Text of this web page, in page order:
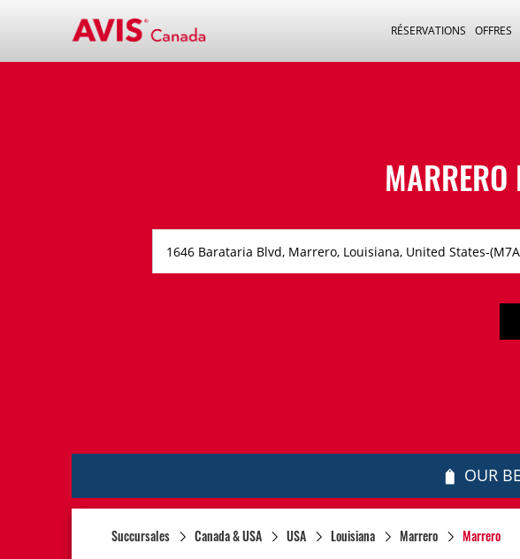
RÉSERVATIONS OFFRES
MARRERO
OUR
Succursales Canada & USA USA Louisiana Marrero Marrero